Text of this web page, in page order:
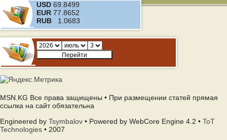
USD 69.8499
EUR 77.8652
RUB 1.0683
MSN.KG Все права защищены • При размещении статей прямая
ссылка на сайт обязательна
Engineered by Tsymbalov • Powered by WebCore Engine 4.2 • ToT
Technologies • 2007